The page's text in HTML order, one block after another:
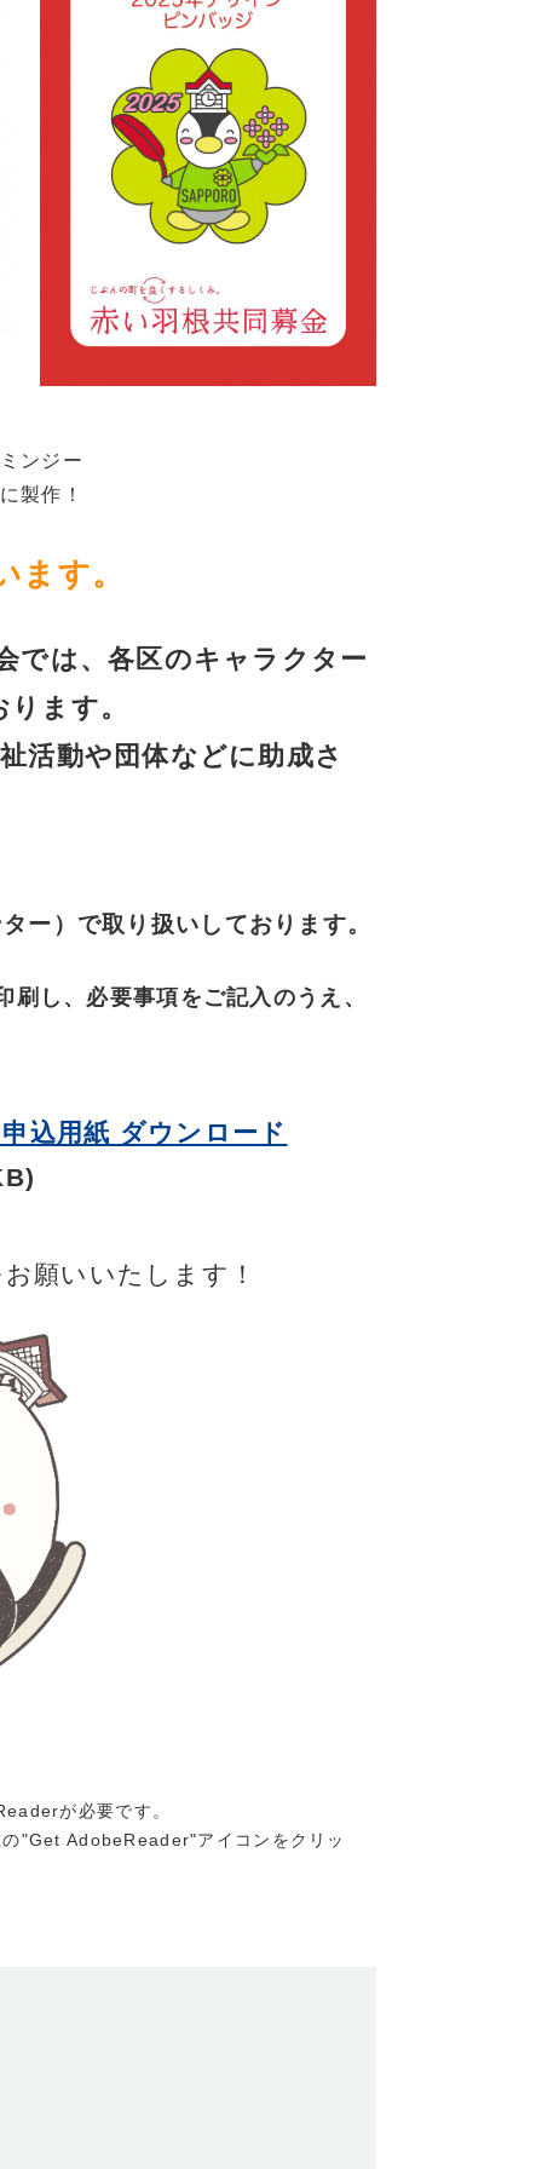
ンジー
製作！
ます。
では、各区のキャラクター
ます。
活動や団体などに助成さ
ー）で取り扱いしております。
し、必要事項をご記入のうえ、
込用紙 ダウンロード
お願いいたします！
が必要です。
"Get AdobeReader"アイコンをクリッ